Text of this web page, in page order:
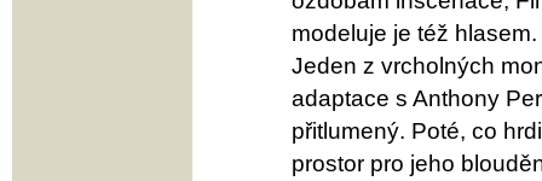
modeluje je též
Jeden z vrcholných
adaptace s Anthony
přitlumený. Poté, co
prostor pro jeho